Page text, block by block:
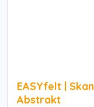
EASYfelt |
Abstrakt